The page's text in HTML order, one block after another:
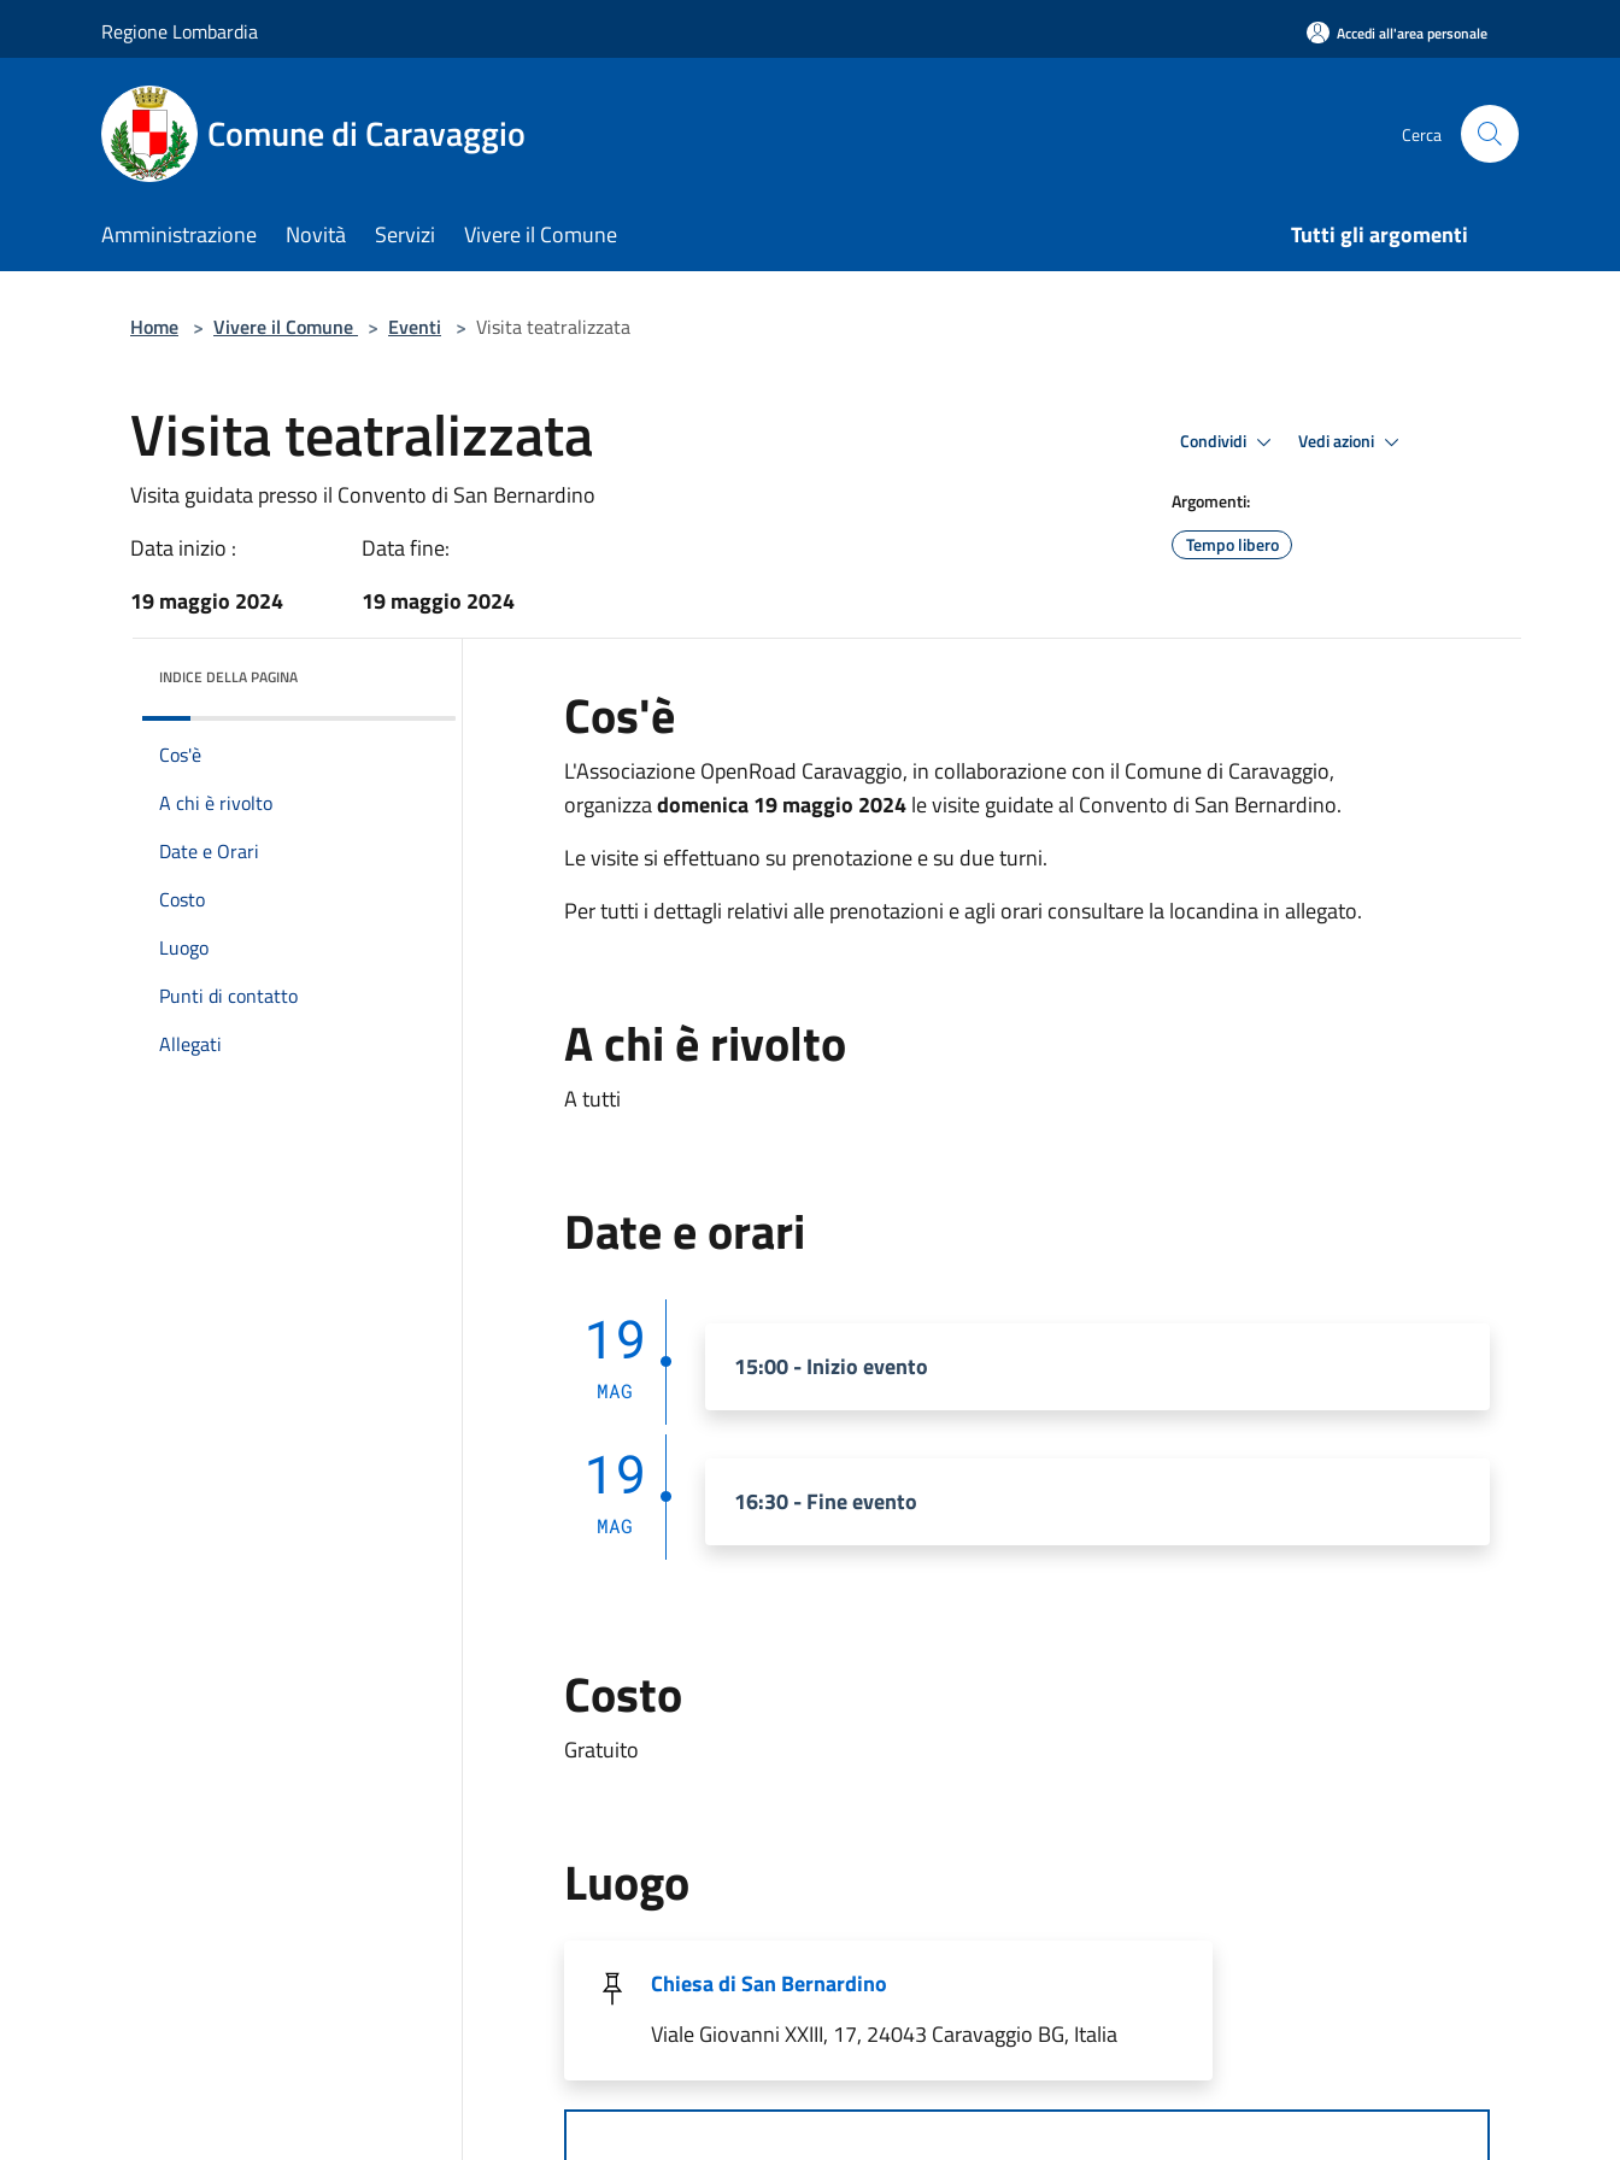
Regione Lombardia Accedi all'area personale
Comune di Caravaggio Cerca
Amministrazione Novità Servizi Vivere il Comune Tutti gli argomenti
Home > Vivere il Comune > Eventi > Visita teatralizzata
Visita teatralizzata
Visita guidata presso il Convento di San Bernardino
Data inizio :
19 maggio 2024
Data fine:
19 maggio 2024
Condividi Vedi azioni
Argomenti:
Tempo libero
INDICE DELLA PAGINA
Cos'è
A chi è rivolto
Date e Orari
Costo
Luogo
Punti di contatto
Allegati
Cos'è
L'Associazione OpenRoad Caravaggio, in collaborazione con il Comune di Caravaggio,
organizzadomenica 19 maggio 2024le visite guidate al Convento di San Bernardino.
Le visite si effettuano su prenotazione e su due turni.
Per tutti i dettagli relativi alle prenotazioni e agli orari consultare la locandina in allegato.
A chi è rivolto
A tutti
Date e orari
19
MAG
15:00 - Inizio evento
19
MAG
16:30 - Fine evento
Costo
Gratuito
Luogo
Chiesa di San Bernardino
Viale Giovanni XXIII, 17, 24043 Caravaggio BG, Italia